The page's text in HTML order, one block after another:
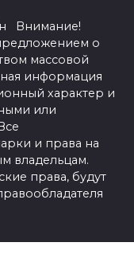
Внимание!
о
массовой
информация
характер и
или
и права на
владельцам.
права, будут